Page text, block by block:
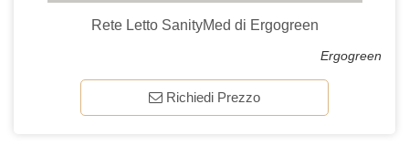
Rete Letto SanityMed di Ergogreen
Ergogreen
Richiedi Prezzo